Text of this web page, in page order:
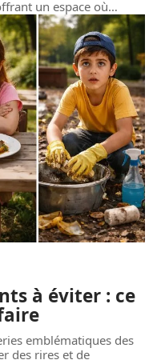
un espace où…
à éviter : ce
emblématiques des
des rires et de